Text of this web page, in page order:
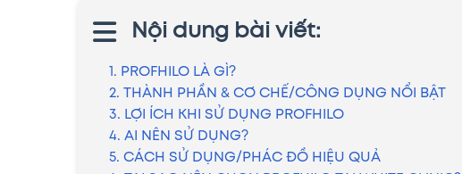
Nội dung bài viết:
1. PROFHILO LÀ GÌ?
2. THÀNH PHẦN & CƠ CHẾ/CÔNG DỤNG NỔI BẬT
3. LỢI ÍCH KHI SỬ DỤNG PROFHILO
4. AI NÊN SỬ DỤNG?
5. CÁCH SỬ DỤNG/PHÁC ĐỒ HIỆU QUẢ